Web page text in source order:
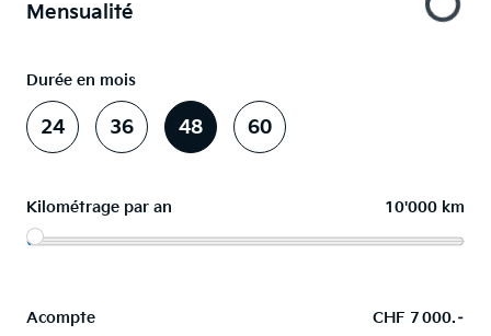
Mensualité
Durée en mois
24 36 48 60
Kilométrage par an 10'000 km
Acompte CHF 7 000.–